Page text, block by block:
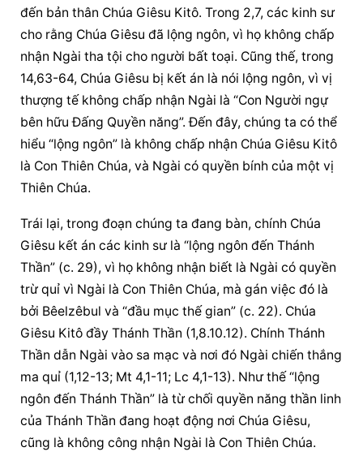
đến bản thân Chúa Giêsu Kitô. Trong 2,7, các kinh sư
cho rằng Chúa Giêsu đã lộng ngôn, vì họ không chấp
nhận Ngài tha tội cho người bất toại. Cũng thế, trong
14,63-64, Chúa Giêsu bị kết án là nói lộng ngôn, vì vị
thượng tế không chấp nhận Ngài là “Con Người ngự
bên hữu Đấng Quyền năng”. Đến đây, chúng ta có thể
hiểu “lộng ngôn” là không chấp nhận Chúa Giêsu Kitô
là Con Thiên Chúa, và Ngài có quyền bính của một vị
Thiên Chúa.
Trái lại, trong đoạn chúng ta đang bàn, chính Chúa
Giêsu kết án các kinh sư là “lộng ngôn đến Thánh
Thần” (c. 29), vì họ không nhận biết là Ngài có quyền
trừ quỉ vì Ngài là Con Thiên Chúa, mà gán việc đó là
bởi Bêelzêbul và “đầu mục thế gian” (c. 22). Chúa
Giêsu Kitô đầy Thánh Thần (1,8.10.12). Chính Thánh
Thần dẫn Ngài vào sa mạc và nơi đó Ngài chiến thắng
ma quỉ (1,12-13; Mt 4,1-11; Lc 4,1-13). Như thế “lộng
ngôn đến Thánh Thần” là từ chối quyền năng thần linh
của Thánh Thần đang hoạt động nơi Chúa Giêsu,
cũng là không công nhận Ngài là Con Thiên Chúa.